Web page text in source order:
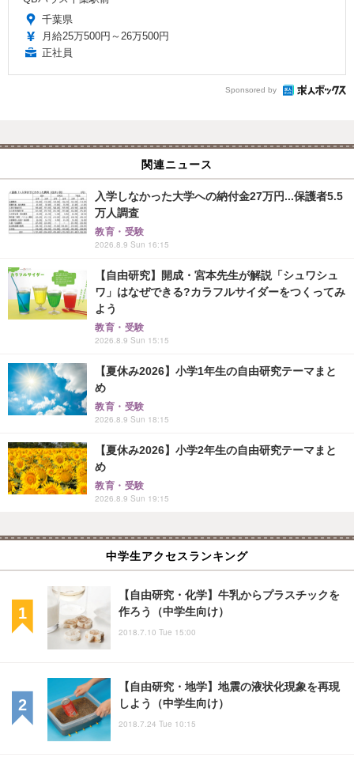
千葉県
月給25万500円～26万500円
正社員
Sponsored by
関連ニュース
入学しなかった大学への納付金27万円...保護者5.5
万人調査
教育・受験
2026.8.9 Sun 16:15
【自由研究】開成・宮本先生が解説「シュワシュ
ワ」はなぜできる?カラフルサイダーをつくってみ
よう
教育・受験
2026.8.9 Sun 15:15
【夏休み2026】小学1年生の自由研究テーマまと
め
教育・受験
2026.8.9 Sun 18:15
【夏休み2026】小学2年生の自由研究テーマまと
め
教育・受験
2026.8.9 Sun 19:15
中学生アクセスランキング
【自由研究・化学】牛乳からプラスチックを
作ろう（中学生向け）
2018.7.10 Tue 15:00
【自由研究・地学】地震の液状化現象を再現
しよう（中学生向け）
2018.7.24 Tue 10:15